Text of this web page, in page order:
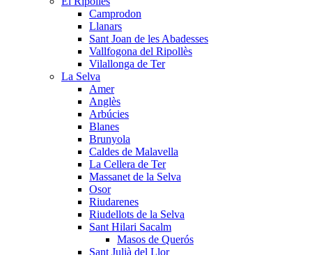
Camprodon
Llanars
Sant Joan de les Abadesses
Vallfogona del Ripollès
Vilallonga de Ter
La Selva
Amer
Anglès
Arbúcies
Blanes
Brunyola
Caldes de Malavella
La Cellera de Ter
Massanet de la Selva
Osor
Riudarenes
Riudellots de la Selva
Sant Hilari Sacalm
Masos de Querós
Sant Julià del Llor